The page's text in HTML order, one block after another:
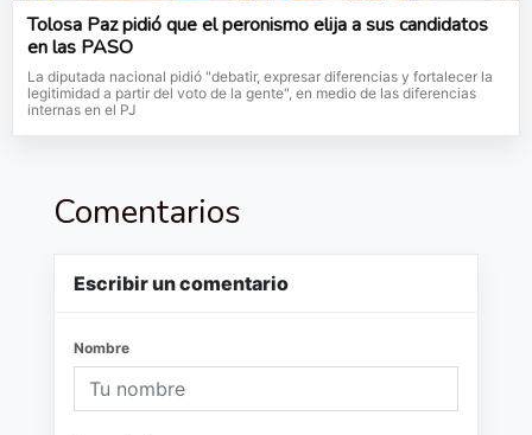
Tolosa Paz pidió que el peronismo elija a sus candidatos
en las PASO
La diputada nacional pidió "debatir, expresar diferencias y fortalecer la
legitimidad a partir del voto de la gente", en medio de las diferencias
internas en el PJ
Comentarios
Escribir un comentario
Nombre